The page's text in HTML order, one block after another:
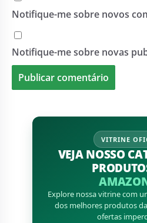
Notifique-me sobre novos
Notifique-me sobre novas
VITRINE
VEJA NOSSO
Explore nossa vitrine com
dos melhores produtos
ofertas